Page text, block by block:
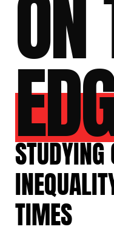
ON
TIMES